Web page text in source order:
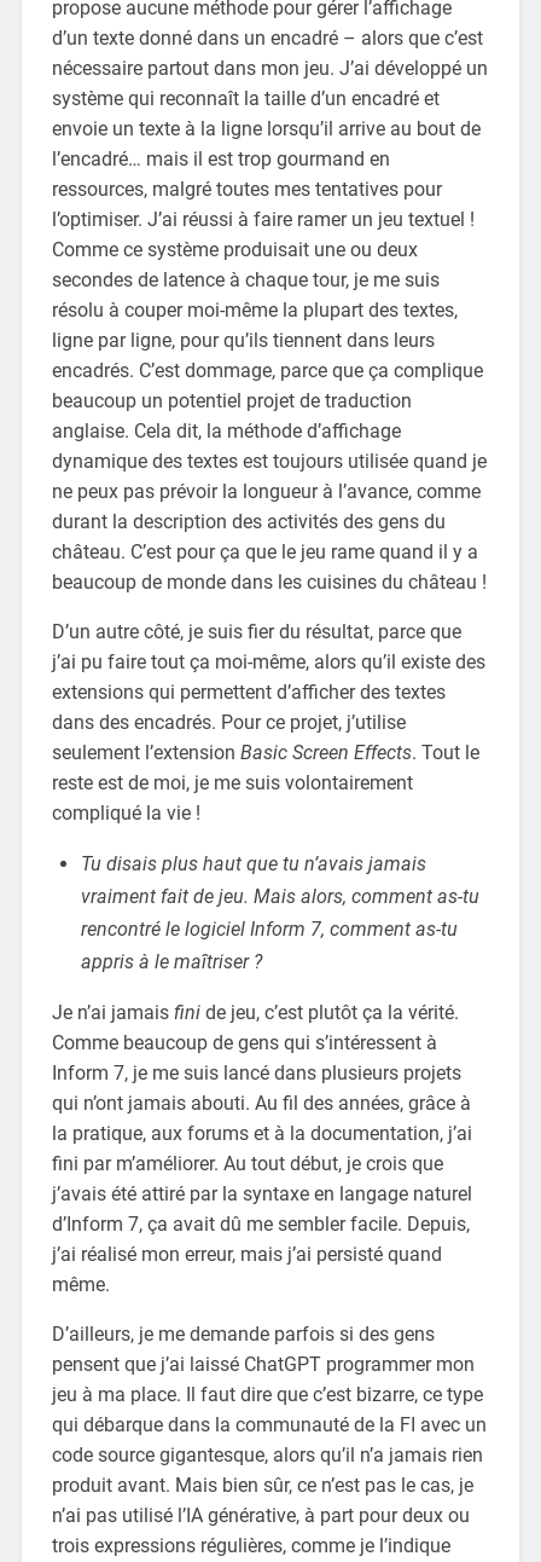
propose aucune méthode pour gérer l’affichage
d’un texte donné dans un encadré – alors que c’est
nécessaire partout dans mon jeu. J’ai développé un
système qui reconnaît la taille d’un encadré et
envoie un texte à la ligne lorsqu’il arrive au bout de
l’encadré… mais il est trop gourmand en
ressources, malgré toutes mes tentatives pour
l’optimiser. J’ai réussi à faire ramer un jeu textuel !
Comme ce système produisait une ou deux
secondes de latence à chaque tour, je me suis
résolu à couper moi-même la plupart des textes,
ligne par ligne, pour qu’ils tiennent dans leurs
encadrés. C’est dommage, parce que ça complique
beaucoup un potentiel projet de traduction
anglaise. Cela dit, la méthode d’affichage
dynamique des textes est toujours utilisée quand je
ne peux pas prévoir la longueur à l’avance, comme
durant la description des activités des gens du
château. C’est pour ça que le jeu rame quand il y a
beaucoup de monde dans les cuisines du château !
D’un autre côté, je suis fier du résultat, parce que
j’ai pu faire tout ça moi-même, alors qu’il existe des
extensions qui permettent d’afficher des textes
dans des encadrés. Pour ce projet, j’utilise
seulement l’extension Basic Screen Effects. Tout le
reste est de moi, je me suis volontairement
compliqué la vie !
Tu disais plus haut que tu n’avais jamais
vraiment fait de jeu. Mais alors, comment as-tu
rencontré le logiciel Inform 7, comment as-tu
appris à le maîtriser ?
Je n’ai jamais finide jeu, c’est plutôt ça la vérité.
Comme beaucoup de gens qui s’intéressent à
Inform 7, je me suis lancé dans plusieurs projets
qui n’ont jamais abouti. Au fil des années, grâce à
la pratique, aux forums et à la documentation, j’ai
fini par m’améliorer. Au tout début, je crois que
j’avais été attiré par la syntaxe en langage naturel
d’Inform 7, ça avait dû me sembler facile. Depuis,
j’ai réalisé mon erreur, mais j’ai persisté quand
même.
D’ailleurs, je me demande parfois si des gens
pensent que j’ai laissé ChatGPT programmer mon
jeu à ma place. Il faut dire que c’est bizarre, ce type
qui débarque dans la communauté de la FI avec un
code source gigantesque, alors qu’il n’a jamais rien
produit avant. Mais bien sûr, ce n’est pas le cas, je
n’ai pas utilisé l’IA générative, à part pour deux ou
trois expressions régulières, comme je l’indique